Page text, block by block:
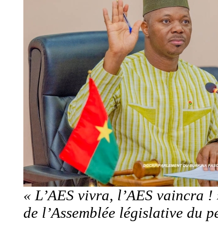
« L’AES vivra, l’AES vaincra
de l’Assemblée législative du